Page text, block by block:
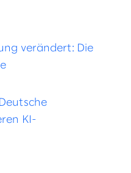
verändert: Die
KI-